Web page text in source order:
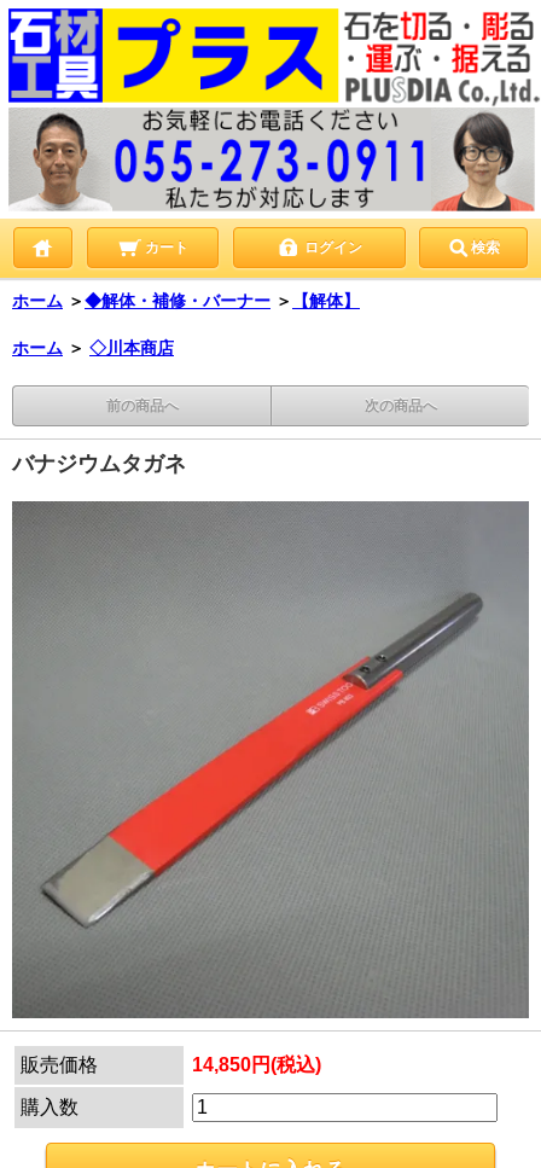
カート ログイン 検索
ホーム ＞◆解体・補修・バーナー ＞ 【解体】
ホーム ＞ ◇川本商店
前の商品へ 次の商品へ
バナジウムタガネ
販売価格 14,850円(税込)
購入数